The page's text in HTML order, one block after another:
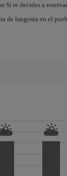
Si te decides a
de langosta en el